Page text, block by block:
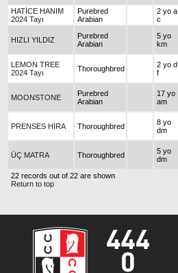
HATİCE HANIM
2024 Tayı
Purebred
Arabian
2 yo a
c
HIZLI YILDIZ
Purebred
Arabian
5 yo
km
LEMON TREE
2024 Tayı
Thoroughbred
2 yo d
f
MOONSTONE
Purebred
Arabian
17 yo
am
PRENSES HİRA Thoroughbred
8 yo
dm
ÜÇ MATRA Thoroughbred
5 yo
dm
22 records out of 22 are shown
Return to top